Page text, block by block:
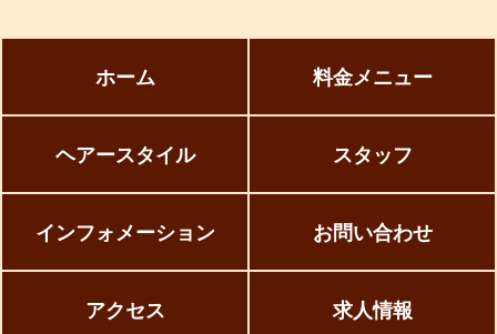
ホーム 料金メニュー
ヘアースタイル スタッフ
インフォメーション お問い合わせ
アクセス 求人情報